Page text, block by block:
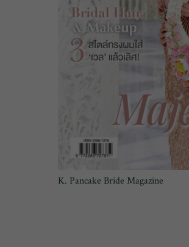
K. Pancake Bride Magazine